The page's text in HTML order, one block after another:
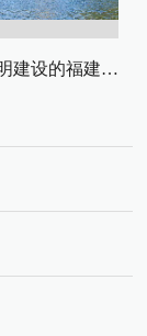
数字生态文明建设的福建路径与启示